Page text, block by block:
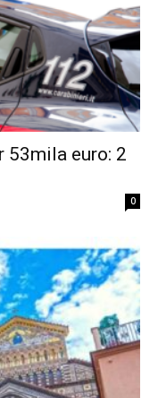
53mila euro: 2
0